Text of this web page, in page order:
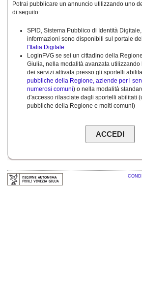
Potrai pubblicare un annuncio utilizzando uno
di seguito:
SPID, Sistema Pubblico di Identità
informazioni sono disponibili sul portale
l'Italia Digitale
LoginFVG se sei un cittadino della
Giulia, nella modalità avanzata utilizzando
dei servizi attivata presso gli sportelli
pubbliche della Regione, aziende per i
numerosi comuni) o nella modalità
d'accesso rilasciate dagli sportelli abilitati
pubbliche della Regione e molti comuni)